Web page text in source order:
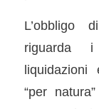
L’obbligo
riguarda i
liquidazioni
“per